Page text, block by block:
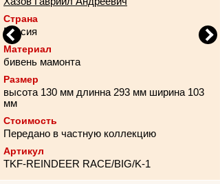
Previous
Страна
Россия
Материал
бивень мамонта
Размер
высота 130 мм длинна 293 мм ширина 103
мм
Стоимость
Передано в частную коллекцию
Артикул
TKF-REINDEER RACE/BIG/K-1